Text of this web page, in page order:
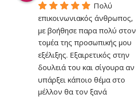
Πολύ
επικοινωνιακός άνθρωπος,
με βοήθησε παρα πολύ στον
τομέα της προσωπικής μου
εξέλιξης. Εξαιρετικός στην
δουλειά του και σίγουρα αν
υπάρξει κάποιο θέμα στο
μέλλον θα τον ξανά